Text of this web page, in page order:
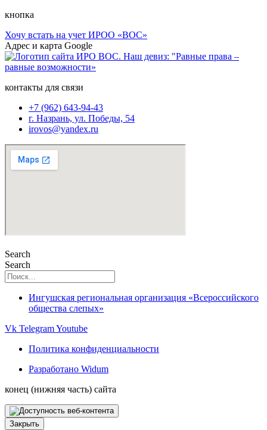
кнопка
Хочу встать на учет ИРОО «ВОС»
Адрес и карта Google
контакты для связи
+7 (962) 643-94-43
г. Назрань, ул. Победы, 54
irovos@yandex.ru
Search
Search
Ингушская региональная организация «Всероссийского
общества слепых»
Vk TelegramYoutube
Политика конфиденциальности
Разработано Widum
конец (нижняя часть) сайта
Закрыть